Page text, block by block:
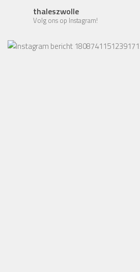
thaleszwolle
Volg ons op Instagram!